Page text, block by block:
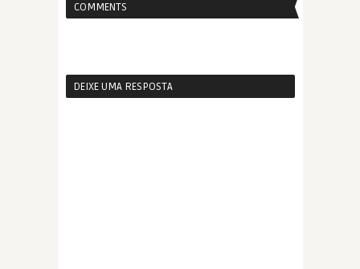
COMMENTS
DEIXE UMA RESPOSTA